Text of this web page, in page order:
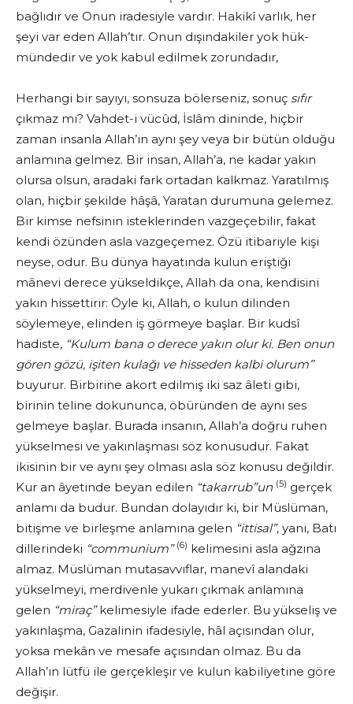
bağlıdır ve Onun iradesiyle vardır. Hakikî varlık, her
şeyi var eden Allah’tır. Onun dışındakiler yok hük­
mündedir ve yok kabul edilmek zorundadır,
Herhangi bir sayıyı, sonsuza bölerseniz, sonuç sıfır
çıkmaz mı? Vahdet-i vücûd, İslâm dininde, hiçbir
zaman insanla Allah’ın aynı şey veya bir bütün olduğu
anlamına gelmez. Bir insan, Allah’a, ne kadar yakın
olursa olsun, aradaki fark ortadan kalkmaz. Yaratılmış
olan, hiç­bir şekilde hâşâ, Yaratan durumuna gelemez.
Bir kimse nefsinin istek­lerinden vazgeçebilir, fakat
kendi özünden asla vazgeçemez. Özü itiba­riyle kişi
neyse, odur. Bu dünya hayatında kulun eriştiği
mânevi derece yükseldikçe, Allah da ona, kendisini
yakın hissettirir: Öyle ki, Allah, o kulun dilinden
söylemeye, elinden iş görmeye başlar. Bir kudsî
hadis­te, “Kulum bana o derece yakın olur ki. Ben onun
gören gözü, işiten kulağı ve hisseden kalbi olurum”
buyurur. Birbirine akort edilmiş iki saz âleti gibi,
birinin teline dokununca, öbüründen de aynı ses
gelmeye başlar. Burada insanın, Allah’a doğru ruhen
yükselmesi ve yakınlaşması söz konusudur. Fakat
ikisinin bir ve aynı şey olması asla söz konusu değil­dir.
Kur an âyetinde beyan edilen “takarrub”un (5) gerçek
anlamı da budur. Bundan dolayıdır ki, bir Müslüman,
bitişme ve birleşme anlamına gelen “ittisal”, yani, Batı
dillerindeki “communium” (6) kelimesini asla ağzına
almaz. Müslüman mutasavvıflar, manevî alandaki
yükselmeyi, merdivenle yuka­rı çıkmak anlamına
gelen “miraç”kelimesiyle ifade ederler. Bu yükse­liş ve
yakınlaşma, Gazalinin ifadesiyle, hâl açısından olur,
yoksa mekân ve mesafe açısından olmaz. Bu da
Allah’ın lütfü ile gerçekleşir ve kulun kabiliyetine göre
değişir.